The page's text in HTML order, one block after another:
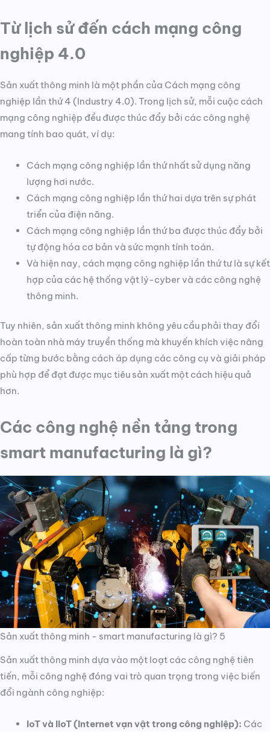
Từ lịch sử đến cách mạng công
nghiệp 4.0
Sản xuất thông minh là một phần của Cách mạng công
nghiệp lần thứ 4 (Industry 4.0). Trong lịch sử, mỗi cuộc cách
mạng công nghiệp đều được thúc đẩy bởi các công nghệ
mang tính bao quát, ví dụ:
Cách mạng công nghiệp lần thứ nhất sử dụng năng
lượng hơi nước.
Cách mạng công nghiệp lần thứ hai dựa trên sự phát
triển của điện năng.
Cách mạng công nghiệp lần thứ ba được thúc đẩy bởi
tự động hóa cơ bản và sức mạnh tính toán.
Và hiện nay, cách mạng công nghiệp lần thứ tư là sự kết
hợp của các hệ thống vật lý-cyber và các công nghệ
thông minh.
Tuy nhiên, sản xuất thông minh không yêu cầu phải thay đổi
hoàn toàn nhà máy truyền thống mà khuyến khích việc nâng
cấp từng bước bằng cách áp dụng các công cụ và giải pháp
phù hợp để đạt được mục tiêu sản xuất một cách hiệu quả
hơn.
Các công nghệ nền tảng trong
smart manufacturing là gì?
Sản xuất thông minh - smart manufacturing là gì? 5
Sản xuất thông minh dựa vào một loạt các công nghệ tiên
tiến, mỗi công nghệ đóng vai trò quan trọng trong việc biến
đổi ngành công nghiệp:
IoT và IIoT (Internet vạn vật trong công nghiệp): Các